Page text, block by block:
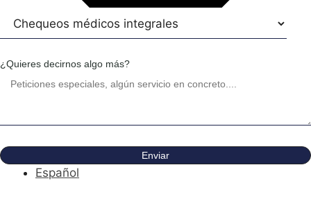
¿Quieres decirnos algo más?
Enviar
Español